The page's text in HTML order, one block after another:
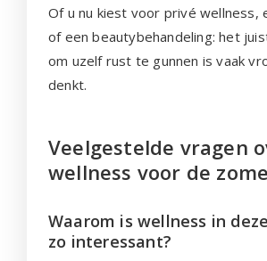
Of u nu kiest voor privé wellness,
of een beautybehandeling: het
om uzelf rust te gunnen is vaak
denkt.
Veelgestelde vragen
wellness voor de
Waarom is wellness in
zo interessant?